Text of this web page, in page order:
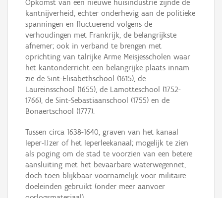
Opkomst van een nieuwe huisindustrie zijnde de
kantnijverheid, echter onderhevig aan de politieke
spanningen en fluctuerend volgens de
verhoudingen met Frankrijk, de belangrijkste
afnemer; ook in verband te brengen met
oprichting van talrijke Arme Meisjesscholen waar
het kantonderricht een belangrijke plaats innam
zie de Sint-Elisabethschool (1615), de
Laureinsschool (1655), de Lamotteschool (1752-
1766), de Sint-Sebastiaanschool (1755) en de
Bonaertschool (1777).
Tussen circa 1638-1640, graven van het kanaal
Ieper-IJzer of het Ieperleekanaal; mogelijk te zien
als poging om de stad te voorzien van een betere
aansluiting met het bevaarbare waterwegennet,
doch toen blijkbaar voornamelijk voor militaire
doeleinden gebruikt (onder meer aanvoer